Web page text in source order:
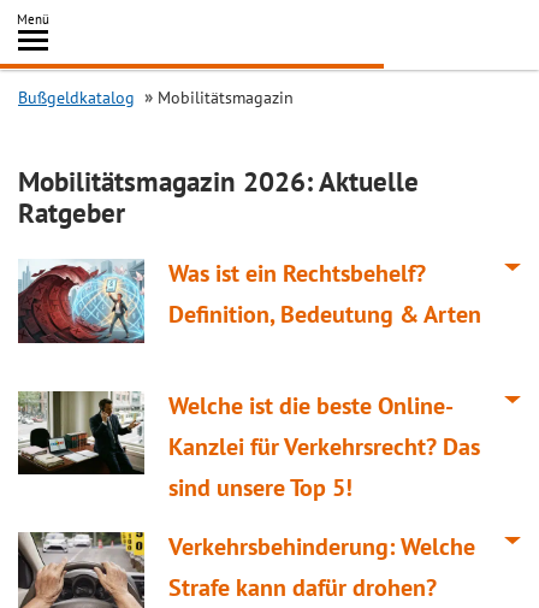
Inhalt
springen
Menü
Search
Bußgeldkatalog Mobilitätsmagazin
Mobilitätsmagazin 2026: Aktuelle
Ratgeber
Was ist ein Rechtsbehelf?
Definition, Bedeutung & Arten
Welche ist die beste Online-
Kanzlei für Verkehrsrecht? Das
sind unsere Top 5!
Verkehrsbehinderung: Welche
Strafe kann dafür drohen?